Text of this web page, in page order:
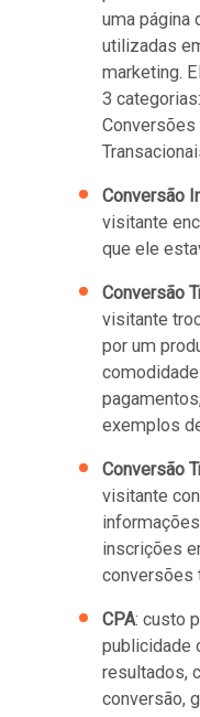
uma página
utilizadas
marketing.
3
Conversões
Conversão
visitante
que ele
Conversão
visitante
por um
exemplos
Conversão
visitante
inscrições
conversões
CPA: custo
publicidade
resultados,
conversão,